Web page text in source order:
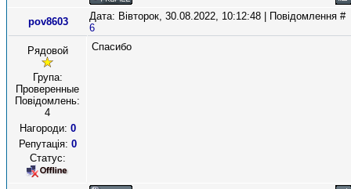
pov8603
Дата: Вівторок, 30.08.2022, 10:12:48 | Повідомлення #
6
Рядовой
Група:
Проверенные
Повідомлень:
4
Нагороди: 0
Репутація: 0
Статус:
Спасибо